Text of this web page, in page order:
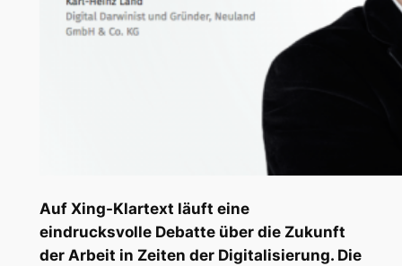
Auf Xing-Klartext läuft eine
eindrucksvolle Debatte über die Zukunft
der Arbeit in Zeiten der Digitalisierung. Die